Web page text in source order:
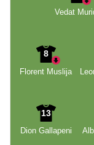
Vedat
8
Florent Muslija
13
Dion Gallapeni